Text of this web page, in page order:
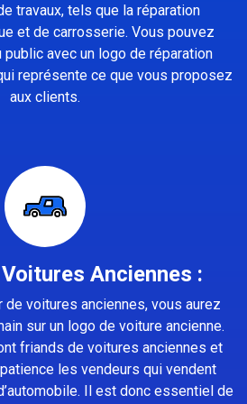
travaux, tels que la réparation
et de carrosserie. Vous pouvez
public avec un logo de réparation
représente ce que vous proposez
aux clients.
Anciennes :
voitures anciennes, vous aurez
sur un logo de voiture ancienne.
friands de voitures anciennes et
les vendeurs qui vendent
Il est donc essentiel de